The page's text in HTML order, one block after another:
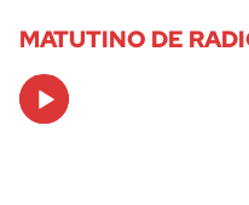
MATUTINO DE
Audio
Player